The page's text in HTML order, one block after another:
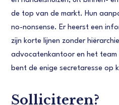
de top van de markt. Hun
no-nonsense. Er heerst een
zijn korte lijnen zonder
advocatenkantoor en het
bent de enige secretaresse op
Solliciteren?